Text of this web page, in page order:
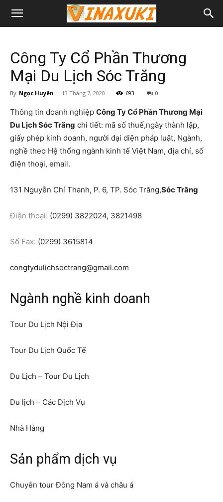
Công Ty Cổ Phần Thương
Mại Du Lịch Sóc Trăng
By Ngọc Huyên - 13 Tháng 7, 2020 693 0
Thông tin doanh nghiệp Công Ty Cổ Phần Thương Mại
Du Lịch Sóc Trăng chi tiết: mã số thuế,ngày thành lập,
giấy phép kinh doanh, người đại diện pháp luật, Ngành,
nghề theo Hệ thống ngành kinh tế Việt Nam, địa chỉ, số
điện thoại, email.
131 Nguyễn Chí Thanh, P. 6, TP. Sóc Trăng,Sóc Trăng
Điện thoại: (0299) 3822024, 3821498
Số Fax: (0299) 3615814
congtydulichsoctrang@gmail.com
Ngành nghề kinh doanh
Tour Du Lịch Nội Địa
Tour Du Lịch Quốc Tế
Du Lịch – Tour Du Lịch
Du lịch – Các Dịch Vụ
Nhà Hàng
Sản phẩm dịch vụ
Chuyên tour Đông Nam á và châu á